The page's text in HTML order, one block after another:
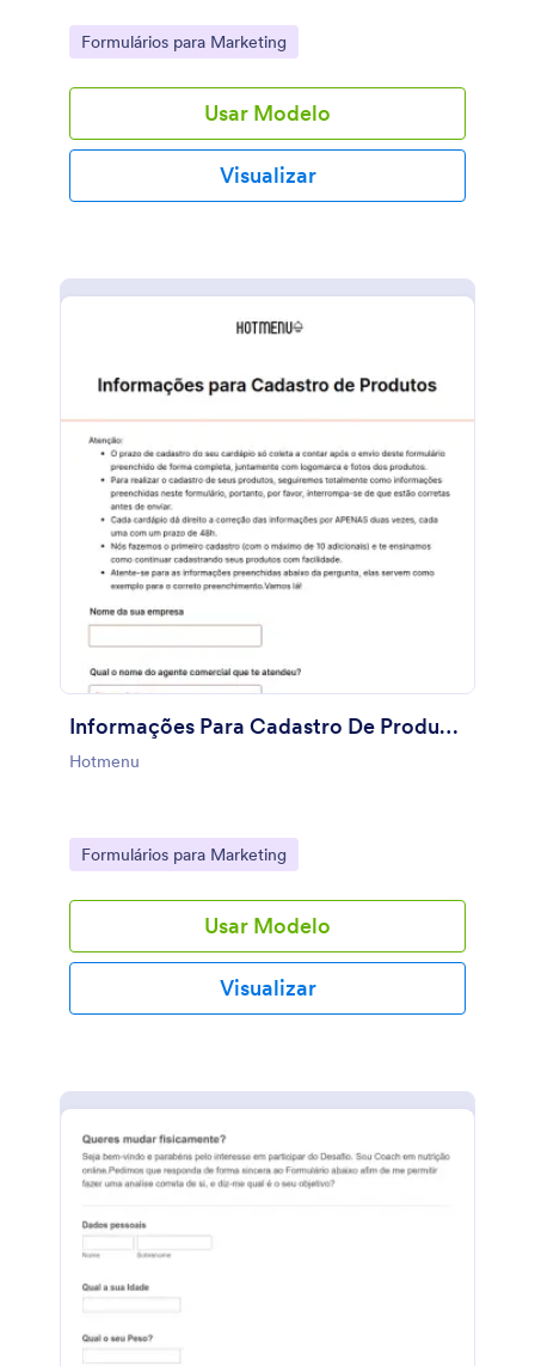
Go to Category:
Formulários para Marketing
Usar Modelo
Visualizar
Informações Para Cadastro De Produtos
Hotmenu
Go to Category:
Formulários para Marketing
Usar Modelo
Visualizar